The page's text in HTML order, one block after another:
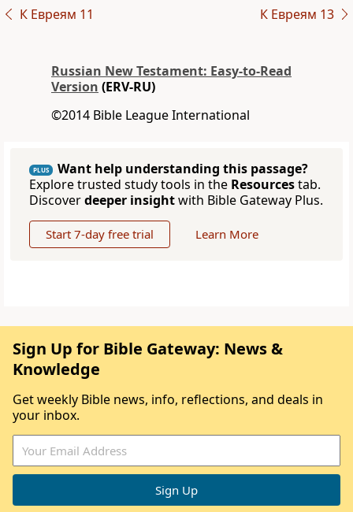
К Евреям 11 К Евреям 13
Russian New Testament: Easy-to-Read
Version (ERV-RU)
©2014 Bible League International
PLUS
Want help understanding this passage?
Explore trusted study tools in the Resourcestab.
Discoverdeeper insightwith Bible Gateway Plus.
Start 7-day free trial Learn More
Sign Up for Bible Gateway: News &
Knowledge
Get weekly Bible news, info, reflections, and deals in
your inbox.